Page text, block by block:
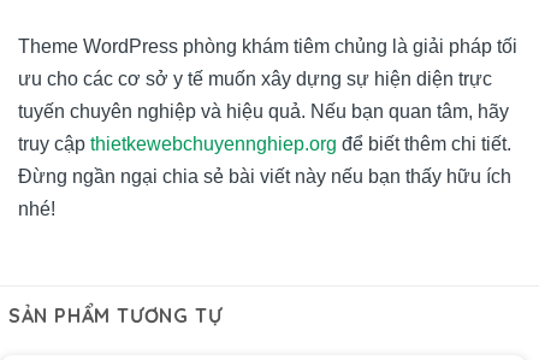
Theme WordPress phòng khám tiêm chủng là giải pháp tối
ưu cho các cơ sở y tế muốn xây dựng sự hiện diện trực
tuyến chuyên nghiệp và hiệu quả. Nếu bạn quan tâm, hãy
truy cập thietkewebchuyennghiep.org để biết thêm chi tiết.
Đừng ngần ngại chia sẻ bài viết này nếu bạn thấy hữu ích
nhé!
SẢN PHẨM TƯƠNG TỰ